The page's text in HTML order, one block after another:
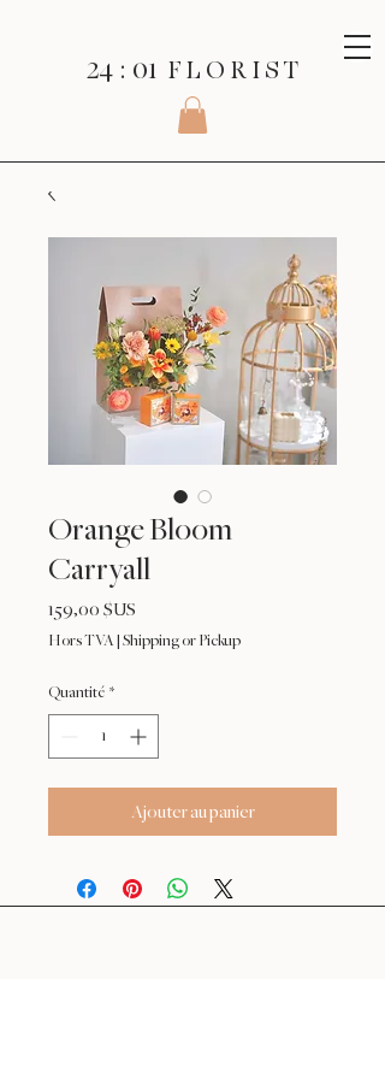
24 : 01 F L O R I S T
Orange Bloom
Carryall
159,00 $US
Hors TVA Shipping or Pickup
Quantité *
Ajouter au panier